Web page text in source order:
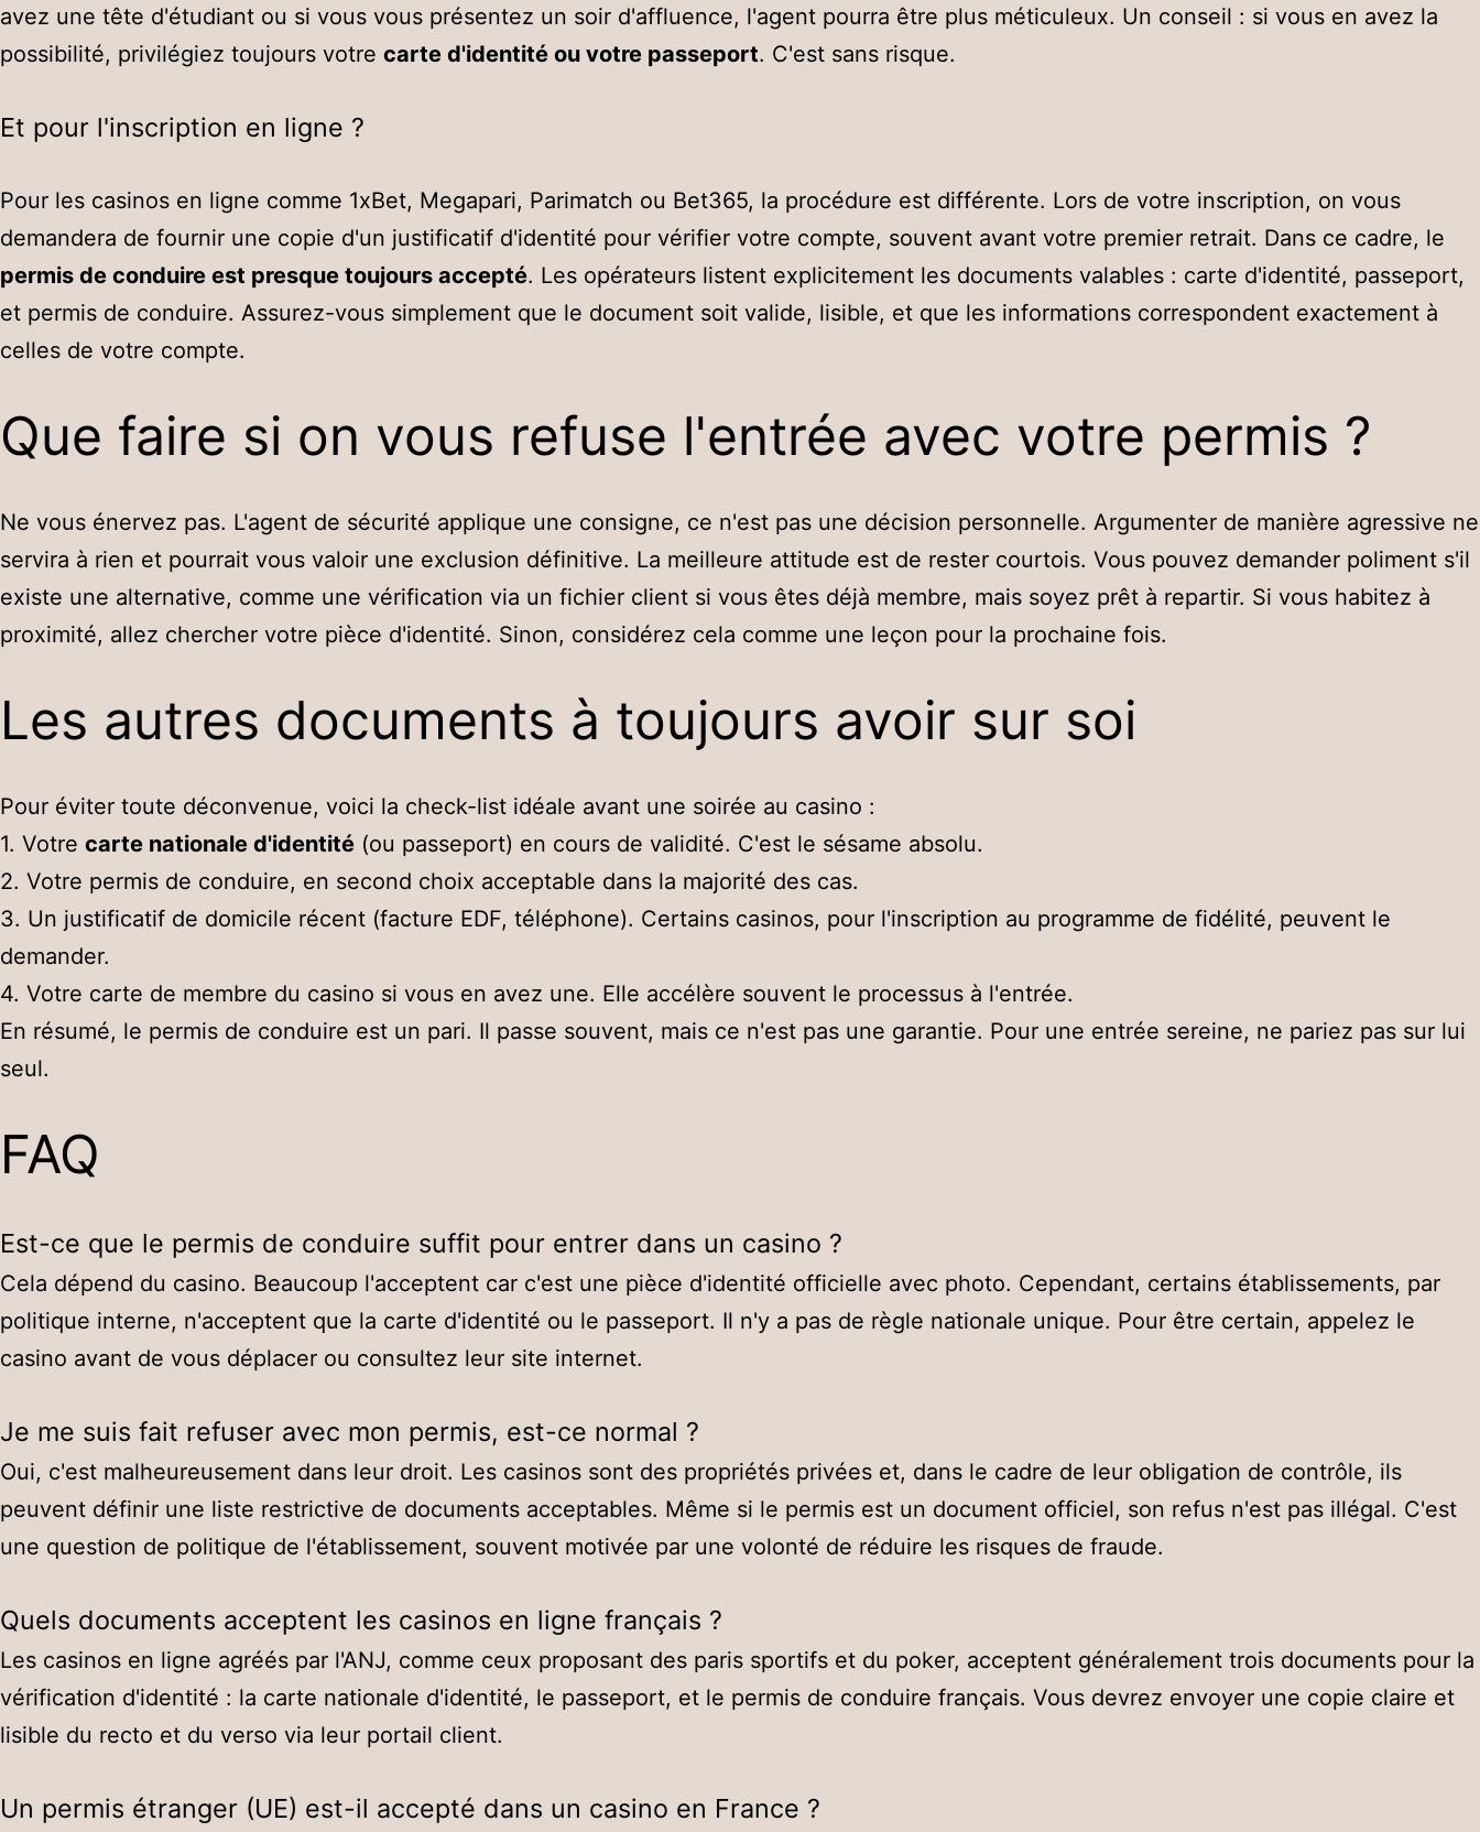
avez une tête d'étudiant ou si vous vous présentez un soir d'affluence, l'agent pourra être plus méticuleux. Un conseil : si vous en avez la
possibilité, privilégiez toujours votre carte d'identité ou votre passeport. C'est sans risque.
Et pour l'inscription en ligne ?
Pour les casinos en ligne comme 1xBet, Megapari, Parimatch ou Bet365, la procédure est différente. Lors de votre inscription, on vous
demandera de fournir une copie d'un justificatif d'identité pour vérifier votre compte, souvent avant votre premier retrait. Dans ce cadre, le
permis de conduire est presque toujours accepté. Les opérateurs listent explicitement les documents valables : carte d'identité, passeport,
et permis de conduire. Assurez-vous simplement que le document soit valide, lisible, et que les informations correspondent exactement à
celles de votre compte.
Que faire si on vous refuse l'entrée avec votre permis ?
Ne vous énervez pas. L'agent de sécurité applique une consigne, ce n'est pas une décision personnelle. Argumenter de manière agressive ne
servira à rien et pourrait vous valoir une exclusion définitive. La meilleure attitude est de rester courtois. Vous pouvez demander poliment s'il
existe une alternative, comme une vérification via un fichier client si vous êtes déjà membre, mais soyez prêt à repartir. Si vous habitez à
proximité, allez chercher votre pièce d'identité. Sinon, considérez cela comme une leçon pour la prochaine fois.
Les autres documents à toujours avoir sur soi
Pour éviter toute déconvenue, voici la check-list idéale avant une soirée au casino :
1. Votre carte nationale d'identité (ou passeport) en cours de validité. C'est le sésame absolu.
2. Votre permis de conduire, en second choix acceptable dans la majorité des cas.
3. Un justificatif de domicile récent (facture EDF, téléphone). Certains casinos, pour l'inscription au programme de fidélité, peuvent le
demander.
4. Votre carte de membre du casino si vous en avez une. Elle accélère souvent le processus à l'entrée.
En résumé, le permis de conduire est un pari. Il passe souvent, mais ce n'est pas une garantie. Pour une entrée sereine, ne pariez pas sur lui
seul.
FAQ
Est-ce que le permis de conduire suffit pour entrer dans un casino ?
Cela dépend du casino. Beaucoup l'acceptent car c'est une pièce d'identité officielle avec photo. Cependant, certains établissements, par
politique interne, n'acceptent que la carte d'identité ou le passeport. Il n'y a pas de règle nationale unique. Pour être certain, appelez le
casino avant de vous déplacer ou consultez leur site internet.
Je me suis fait refuser avec mon permis, est-ce normal ?
Oui, c'est malheureusement dans leur droit. Les casinos sont des propriétés privées et, dans le cadre de leur obligation de contrôle, ils
peuvent définir une liste restrictive de documents acceptables. Même si le permis est un document officiel, son refus n'est pas illégal. C'est
une question de politique de l'établissement, souvent motivée par une volonté de réduire les risques de fraude.
Quels documents acceptent les casinos en ligne français ?
Les casinos en ligne agréés par l'ANJ, comme ceux proposant des paris sportifs et du poker, acceptent généralement trois documents pour la
vérification d'identité : la carte nationale d'identité, le passeport, et le permis de conduire français. Vous devrez envoyer une copie claire et
lisible du recto et du verso via leur portail client.
Un permis étranger (UE) est-il accepté dans un casino en France ?